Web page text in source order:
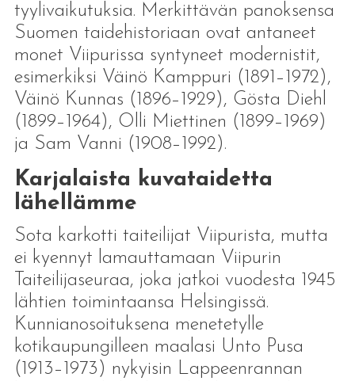
tyylivaikutuksia. Merkittävän panoksensa
Suomen taidehistoriaan ovat antaneet
monet Viipurissa syntyneet modernistit,
esimerkiksi Väinö Kamppuri (1891–1972),
Väinö Kunnas (1896–1929), Gösta Diehl
(1899–1964), Olli Miettinen (1899–1969)
ja Sam Vanni (1908–1992).
Karjalaista kuvataidetta
lähellämme
Sota karkotti taiteilijat Viipurista, mutta
ei kyennyt lamauttamaan Viipurin
Taiteilijaseuraa, joka jatkoi vuodesta 1945
lähtien toimintaansa Helsingissä.
Kunnianosoituksena menetetylle
kotikaupungilleen maalasi Unto Pusa
(1913–1973) nykyisin Lappeenrannan